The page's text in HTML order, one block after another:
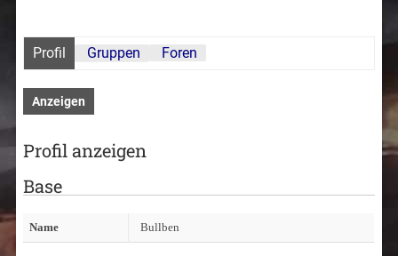
Profil Gruppen Foren
Anzeigen
Profil anzeigen
Base
Name Bullben